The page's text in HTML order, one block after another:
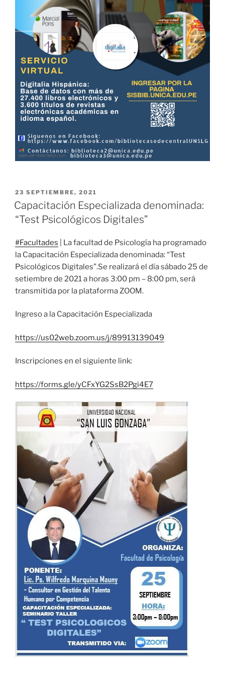
PUBLICADO
EL
23 SEPTIEMBRE, 2021
Capacitación Especializada denominada:
“Test Psicológicos Digitales”
#Facultades | La facultad de Psicología ha programado
la Capacitación Especializada denominada: “Test
Psicológicos Digitales”.Se realizará el día sábado 25 de
setiembre de 2021 a horas 3:00 pm – 8:00 pm, será
transmitida por la plataforma ZOOM.
Ingreso a la Capacitación Especializada
https://us02web.zoom.us/j/89913139049
Inscripciones en el siguiente link:
https://forms.gle/yCFxYG2SsB2Pgi4E7